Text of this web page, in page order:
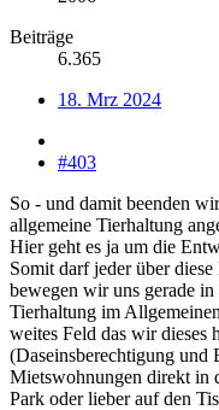
Beiträge
6.365
18. Mrz 2024
#403
So - und damit beenden
allgemeine Tierhaltung
Hier geht es ja um die
Somit darf jeder über
bewegen wir uns gerade
Tierhaltung im
weites Feld das wir dieses
(Daseinsberechtigung und
Mietswohnungen direkt in
Park oder lieber auf den